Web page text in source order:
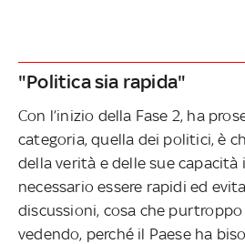
"Politica sia rapida"
Con l’inizio della Fase 2, ha
categoria, quella dei politici, è
della verità e delle sue capacità
necessario essere rapidi ed
discussioni, cosa che
vedendo, perché il Paese ha